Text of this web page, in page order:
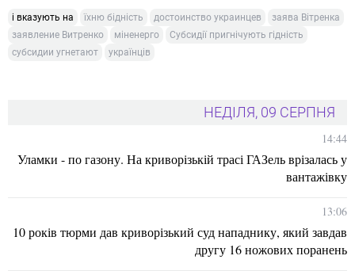
і вказують на їхню бідність достоинство украинцев
заява Вітренка
заявление Витренко
міненерго
Субсидії пригнічують гідність
субсидии угнетают
українців
НЕДІЛЯ, 09 СЕРПНЯ
14:44
Уламки - по газону. На криворізькій трасі ГАЗель врізалась у
вантажівку
13:06
10 років тюрми дав криворізький суд нападнику, який завдав
другу 16 ножових поранень